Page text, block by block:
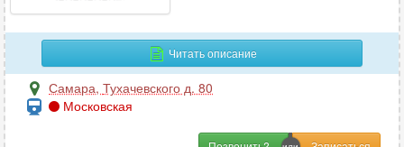
Читать описание
Самара, Тухачевского д. 80
Московская